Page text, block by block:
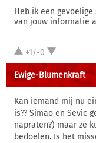
Heb ik een
van jouw informatie
+1/-0
Ewige-Blumenkraft
Kan iemand mij nu
is?? Simao en Sevic
napraten?) maar ze
bedoelen. Is het